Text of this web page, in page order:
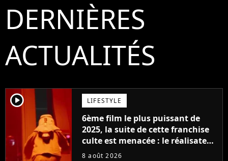
DERNIÈRES
ACTUALITÉS
player2 LIFESTYLE
6ème film le plus puissant de
2025, la suite de cette franchise
culte est menacée : le réalisateur
claque la porte pour "différends
8 août 2026